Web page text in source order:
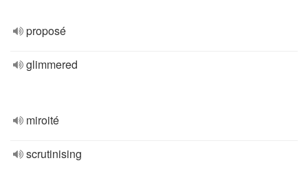
proposé
glimmered
miroité
scrutinising